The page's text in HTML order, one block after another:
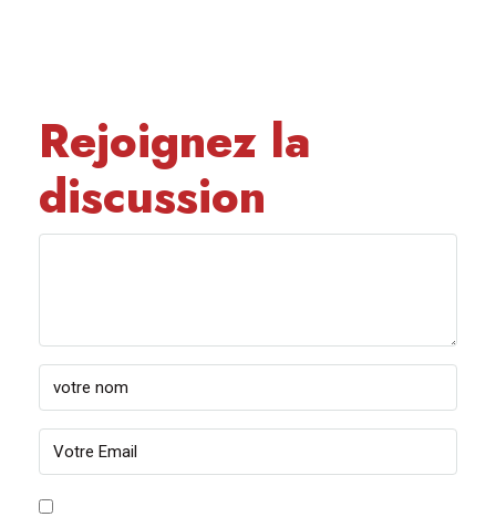
Rejoignez la
discussion